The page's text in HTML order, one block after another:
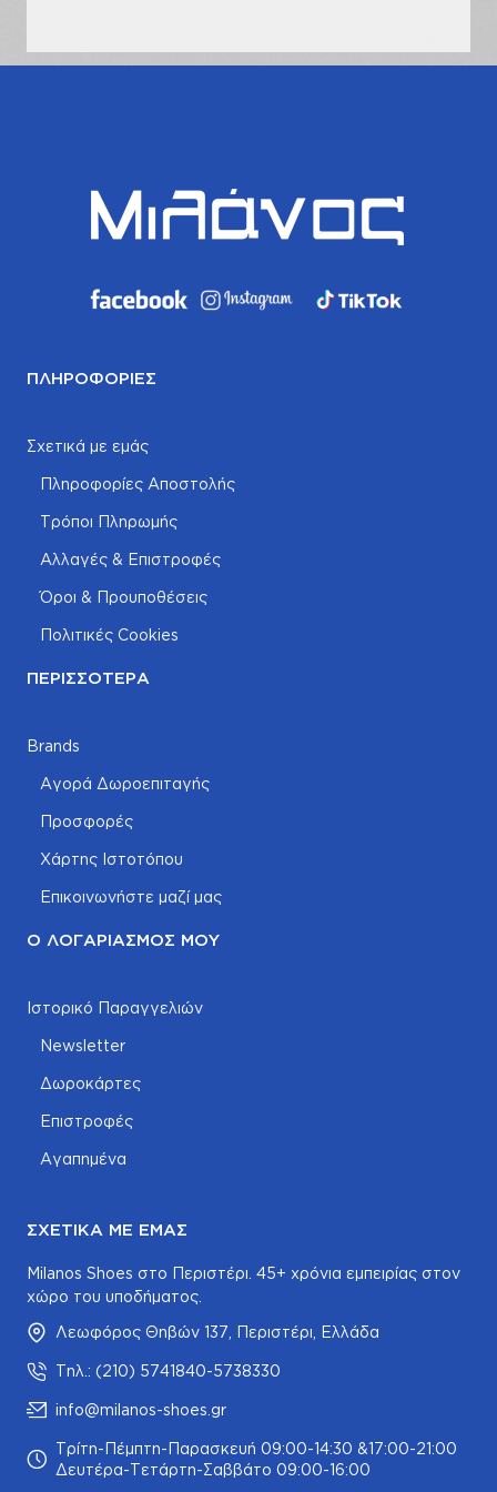
ΠΛΗΡΟΦΟΡΊΕΣ
Σχετικά με εμάς
Πληροφορίες Αποστολής
Τρόποι Πληρωμής
Αλλαγές & Επιστροφές
Όροι & Προυποθέσεις
Πολιτικές Cookies
ΠΕΡΙΣΣΌΤΕΡΑ
Brands
Αγορά Δωροεπιταγής
Προσφορές
Χάρτης Ιστοτόπου
Επικοινωνήστε μαζί μας
Ο ΛΟΓΑΡΙΑΣΜΌΣ ΜΟΥ
Ιστορικό Παραγγελιών
Newsletter
Δωροκάρτες
Επιστροφές
Αγαπημένα
ΣΧΕΤΙΚΆ ΜΕ ΕΜΆΣ
Milanos Shoes στο Περιστέρι. 45+ χρόνια εμπειρίας στον
χώρο του υποδήματος.
Λεωφόρος Θηβών 137, Περιστέρι, Ελλάδα
Τηλ.: (210) 5741840-5738330
info@milanos-shoes.gr
Τρίτη-Πέμπτη-Παρασκευή 09:00-14:30 &17:00-21:00
Δευτέρα-Τετάρτη-Σαββάτο 09:00-16:00